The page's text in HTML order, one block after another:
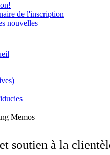
de l'inscription
nouvelles
Memos
soutien à la